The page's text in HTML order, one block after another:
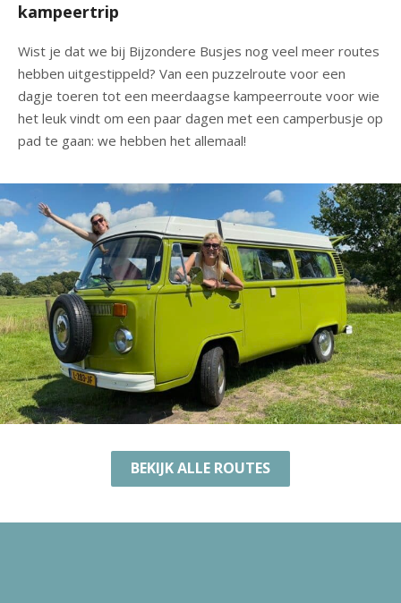
kampeertrip
Wist je dat we bij Bijzondere Busjes nog veel meer routes
hebben uitgestippeld? Van een puzzelroute voor een
dagje toeren tot een meerdaagse kampeerroute voor wie
het leuk vindt om een paar dagen met een camperbusje op
pad te gaan: we hebben het allemaal!
BEKIJK ALLE ROUTES